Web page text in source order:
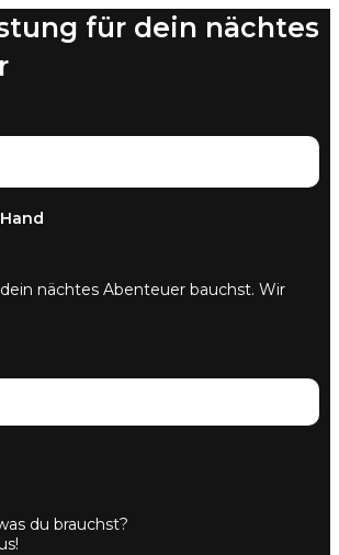
für dein nächtes
nächtes Abenteuer bauchst. Wir
du brauchst?